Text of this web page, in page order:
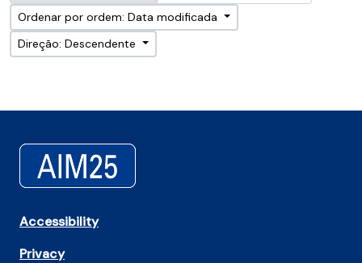
Ordenar por ordem: Data modificada
Direção: Descendente
Accessibility
Privacy